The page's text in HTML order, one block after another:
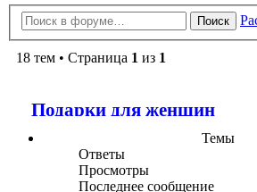
Поиск
18 тем • Страница 1 из 1
Подарки для женщин
Темы
Ответы
Просмотры
Последнее сообщение